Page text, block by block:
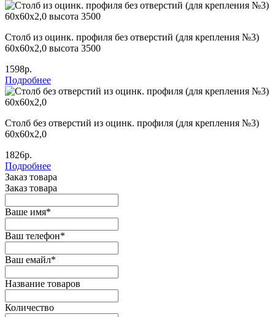
Столб из оцинк. профиля без отверстий (для крепления №3)
60х60х2,0 высота 3500
1598р.
Подробнее
Столб без отверстий из оцинк. профиля (для крепления №3)
60х60х2,0
1826р.
Подробнее
Заказ товара
Заказ товара
Ваше имя*
Ваш телефон*
Ваш емайл*
Название товаров
Количество